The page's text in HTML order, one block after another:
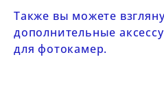
Также вы можете
дополнительные
для фотокамер.